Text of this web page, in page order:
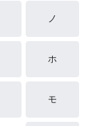
ノ
ホ
モ